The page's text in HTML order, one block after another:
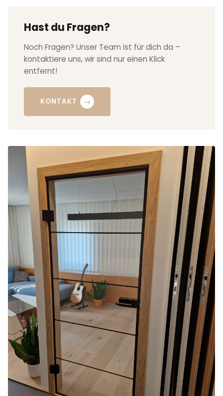
Hast du Fragen?
Noch Fragen? Unser Team ist für dich da –
kontaktiere uns, wir sind nur einen Klick
entfernt!
KONTAKT →